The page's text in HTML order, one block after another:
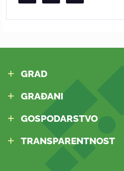
GRAD
GRAĐANI
GOSPODARSTVO
TRANSPARENTNOST